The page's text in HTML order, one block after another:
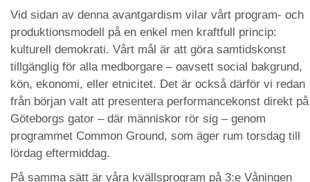
Vid sidan av denna avantgardism vilar vårt program- och
produktionsmodell på en enkel men kraftfull princip:
kulturell demokrati. Vårt mål är att göra samtidskonst
tillgänglig för alla medborgare – oavsett social bakgrund,
kön, ekonomi, eller etnicitet. Det är också därför vi redan
från början valt att presentera performancekonst direkt på
Göteborgs gator – där människor rör sig – genom
programmet Common Ground, som äger rum torsdag till
lördag eftermiddag.
På samma sätt är våra kvällsprogram på 3:e Våningen